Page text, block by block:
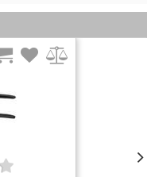
кріпленням для
з висоти